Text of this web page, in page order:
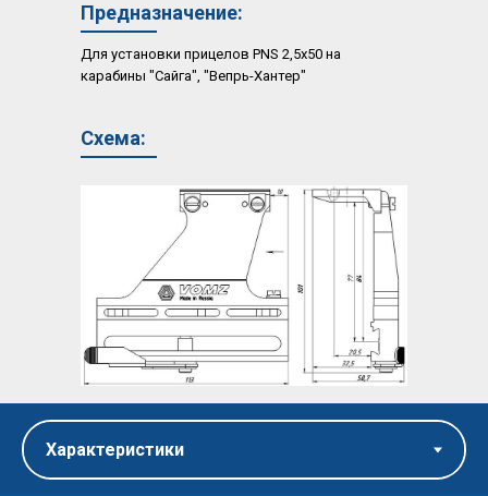
Предназначение:
Для установки прицелов PNS 2,5x50 на
карабины "Сайга", "Вепрь-Хантер"
Схема: